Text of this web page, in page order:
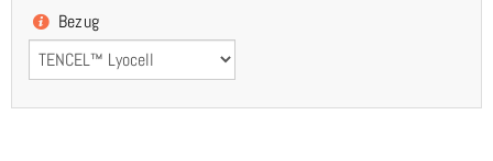
Bezug